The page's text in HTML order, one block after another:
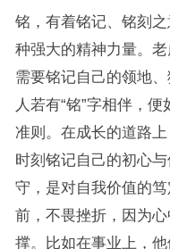
铭，有着铭记、铭刻
种强大的精神力量。
需要铭记自己的领地
人若有“铭”字相伴，
准则。在成长的道路
时刻铭记自己的初心
守，是对自我价值的
前，不畏挫折，因为
撑。比如在事业上，